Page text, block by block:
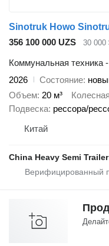
356 100 000 UZS 30 000
Коммунальная техника
2026
Состояние
Объем 20 м³
Подвеска рессора/
Китай
China Heavy Semi